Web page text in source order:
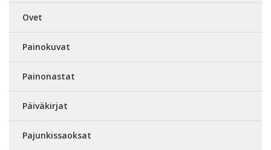
Ovet
Painokuvat
Painonastat
Päiväkirjat
Pajunkissaoksat